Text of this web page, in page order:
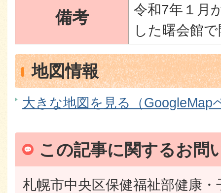
備考
令和7年１月
した曙会館
地図情報
大きな地図を見る（GoogleMap
この記事に関するお問
札幌市中央区保健福祉部健康